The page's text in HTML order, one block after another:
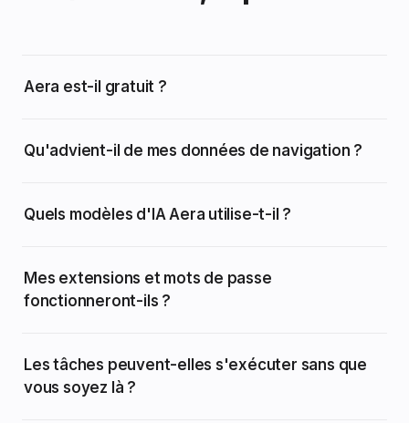
Aera est-il gratuit ?
Qu'advient-il de mes données de navigation ?
Quels modèles d'IA Aera utilise-t-il ?
Mes extensions et mots de passe
fonctionneront-ils ?
Les tâches peuvent-elles s'exécuter sans que
vous soyez là ?